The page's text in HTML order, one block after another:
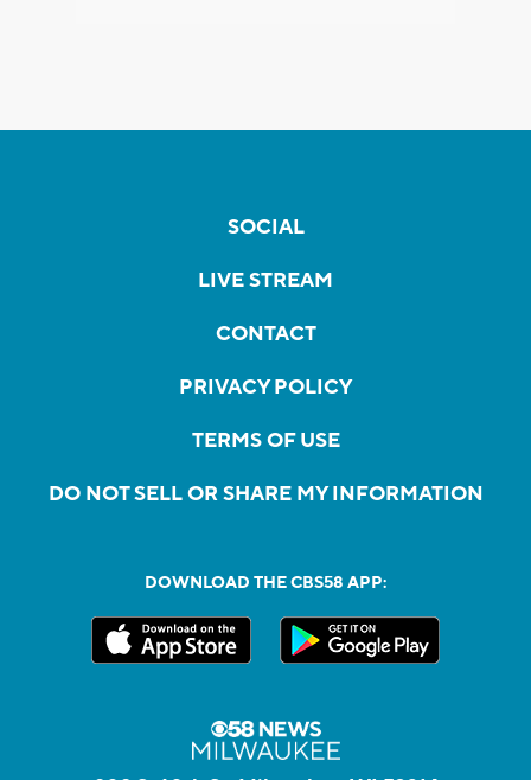
SOCIAL
LIVE STREAM
CONTACT
PRIVACY POLICY
TERMS OF USE
DO NOT SELL OR SHARE MY INFORMATION
DOWNLOAD THE CBS58 APP: